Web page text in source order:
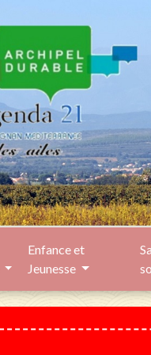
Enfance et
Jeunesse